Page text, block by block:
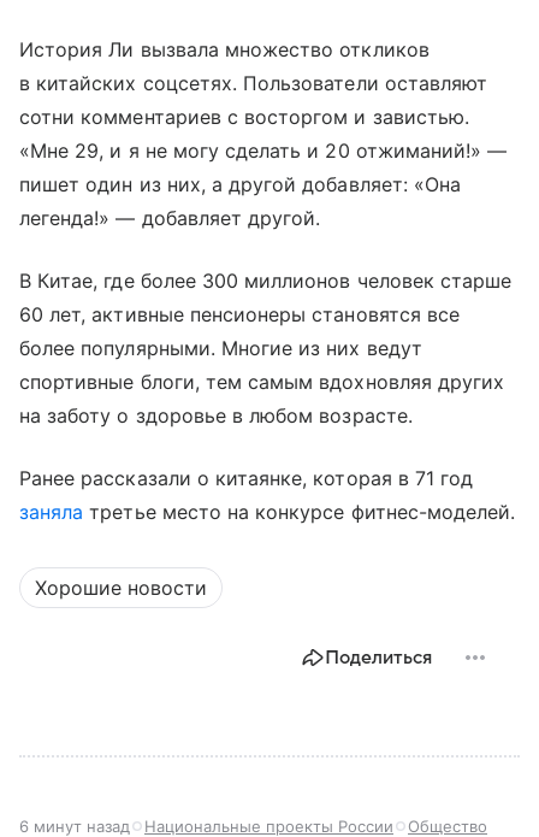
История Ли вызвала множество откликов
в китайских соцсетях. Пользователи оставляют
сотни комментариев с восторгом и завистью.
«Мне 29, и я не могу сделать и 20 отжиманий!» —
пишет один из них, а другой добавляет: «Она
легенда!» — добавляет другой.
В Китае, где более 300 миллионов человек старше
60 лет, активные пенсионеры становятся все
более популярными. Многие из них ведут
спортивные блоги, тем самым вдохновляя других
на заботу о здоровье в любом возрасте.
Ранее рассказали о китаянке, которая в 71 год
заняла третье место на конкурсе фитнес-моделей.
Хорошие новости
Поделиться
6 минут назад Национальные проекты России Общество